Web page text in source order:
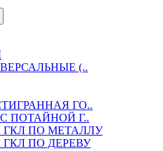
(..
ГО..
ПОТАЙНОЙ Г..
ПО МЕТАЛЛУ
ПО ДЕРЕВУ